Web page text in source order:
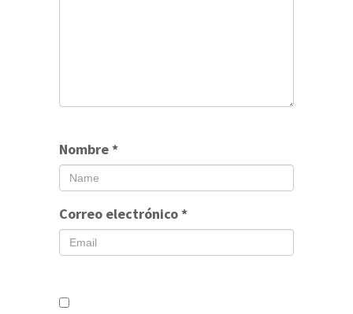
Nombre*
Correo electrónico*